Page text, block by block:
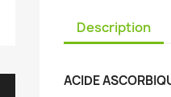
Description
ACIDE